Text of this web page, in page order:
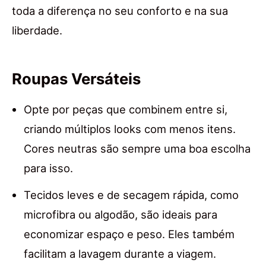
toda a diferença no seu conforto e na sua
liberdade.
Roupas Versáteis
Opte por peças que combinem entre si,
criando múltiplos looks com menos itens.
Cores neutras são sempre uma boa escolha
para isso.
Tecidos leves e de secagem rápida, como
microfibra ou algodão, são ideais para
economizar espaço e peso. Eles também
facilitam a lavagem durante a viagem.